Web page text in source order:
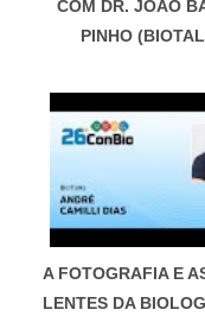
COM DR. JOÃO
PINHO
A FOTOGRAFIA E
LENTES DA